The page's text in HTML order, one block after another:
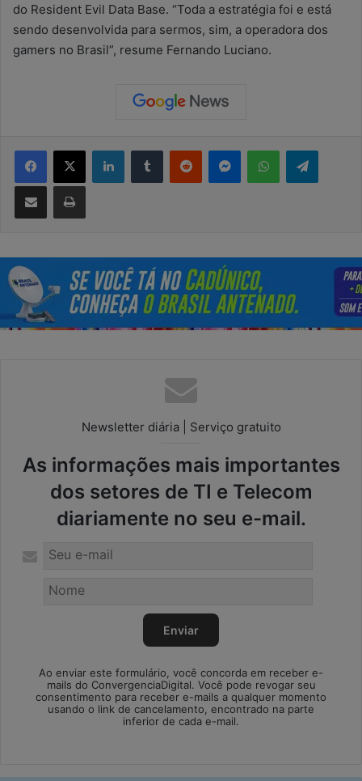
do Resident Evil Data Base. “Toda a estratégia foi e está
sendo desenvolvida para sermos, sim, a operadora dos
gamers no Brasil”, resume Fernando Luciano.
Newsletter diária | Serviço gratuito
As informações mais importantes
dos setores de TI e Telecom
diariamente no seu e-mail.
Ao enviar este formulário, você concorda em receber e-
mails do ConvergenciaDigital. Você pode revogar seu
consentimento para receber e-mails a qualquer momento
usando o link de cancelamento, encontrado na parte
inferior de cada e-mail.